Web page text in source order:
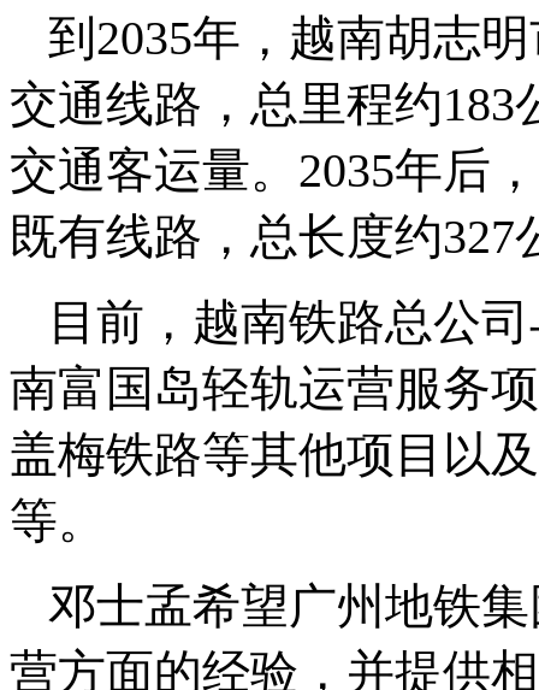
到2035年，越南胡志
交通线路，总里程约183
交通客运量。2035年后
既有线路，总长度约327
目前，越南铁路总公
南富国岛轻轨运营服务
盖梅铁路等其他项目以
等。
邓士孟希望广州地铁
营方面的经验，并提供